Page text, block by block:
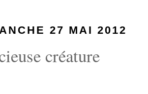
27 MAI 2012
créature